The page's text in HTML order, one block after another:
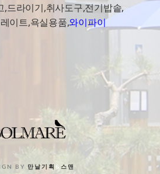
,드라이기,취사도구,전기밥솥,
이트,욕실용품,와이파이
BY 만날기획 & 스맨